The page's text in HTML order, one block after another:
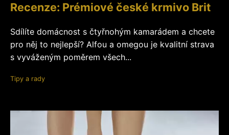
Recenze: Prémiové české krmivo Brit
Sdílíte domácnost s čtyřnohým kamarádem a chcete
pro něj to nejlepší? Alfou a omegou je kvalitní strava
s vyváženým poměrem všech...
Tipy a rady